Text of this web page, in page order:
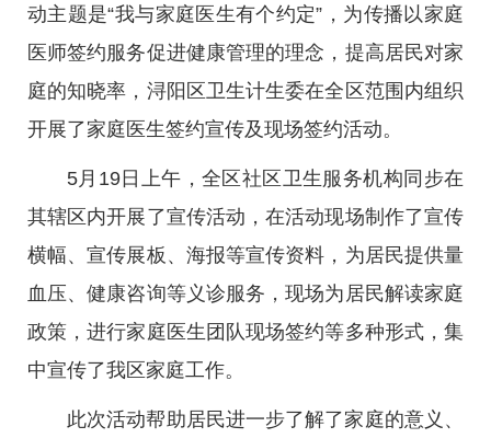
动主题是“我与家庭医生有个约定”，为传播以家庭
医师签约服务促进健康管理的理念，提高居民对家
庭的知晓率，浔阳区卫生计生委在全区范围内组织
开展了家庭医生签约宣传及现场签约活动。
5月19日上午，全区社区卫生服务机构同步在
其辖区内开展了宣传活动，在活动现场制作了宣传
横幅、宣传展板、海报等宣传资料，为居民提供量
血压、健康咨询等义诊服务，现场为居民解读家庭
政策，进行家庭医生团队现场签约等多种形式，集
中宣传了我区家庭工作。
此次活动帮助居民进一步了解了家庭的意义、